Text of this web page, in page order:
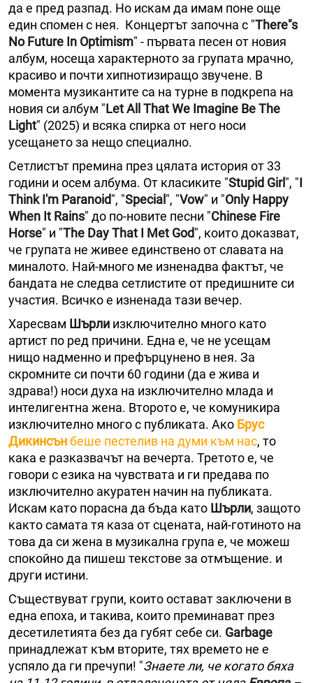
да е пред разпад. Но искам да имам поне още
един спомен с нея. Концертът започна с "There"s
No Future In Optimism" - първата песен от новия
албум, носеща характерното за групата мрачно,
красиво и почти хипнотизиращо звучене. В
момента музикантите са на турне в подкрепа на
новия си албум "Let All That We Imagine Be The
Light" (2025) и всяка спирка от него носи
усещането за нещо специално.
Сетлистът премина през цялата история от 33
години и осем албума. От класиките "Stupid Girl", "I
Think I'm Paranoid", "Special ", "Vow" и "Only Happy
When It Rains" до по-новите песни "Chinese Fire
Horse" и "The Day That I Met God", които доказват,
че групата не живее единствено от славата на
миналото. Най-много ме изненадва фактът, че
бандата не следва сетлистите от предишните си
участия. Всичко е изненада тази вечер.
Харесвам Шърли изключително много като
артист по ред причини. Една е, че не усещам
нищо надменно и префърцунено в нея. За
скромните си почти 60 години (да е жива и
здрава!) носи духа на изключително млада и
интелигентна жена. Второто е, че комуникира
изключително много с публиката. Ако Брус
Дикинсънбеше пестелив на думи към нас, то
кака е разказвачът на вечерта. Третото е, че
говори с езика на чувствата и ги предава по
изключително акуратен начин на публиката.
Искам като порасна да бъда като Шърли, защото
както самата тя каза от сцената, най-готиното на
това да си жена в музикална група е, че можеш
спокойно да пишеш текстове за отмъщение. и
други истини.
Съществуват групи, които остават заключени в
една епоха, и такива, които преминават през
десетилетията без да губят себе си. Garbage
принадлежат към вторите, тях времето не е
успяло да ги пречупи! "Знаете ли, че когато бяха